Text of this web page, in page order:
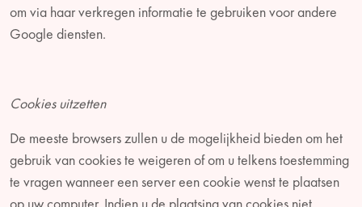
om via haar verkregen informatie te gebruiken voor andere
Google diensten.
Cookies uitzetten
De meeste browsers zullen u de mogelijkheid bieden om het
gebruik van cookies te weigeren of om u telkens toestemming
te vragen wanneer een server een cookie wenst te plaatsen
op uw computer. Indien u de plaatsing van cookies niet